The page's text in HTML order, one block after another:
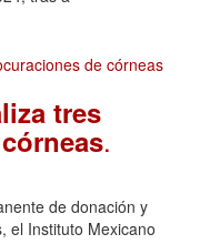
tres
.
de donación y
el Instituto Mexicano